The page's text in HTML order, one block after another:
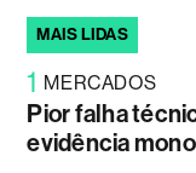
MAIS LIDAS
1 MERCADOS
Pior falha
evidência